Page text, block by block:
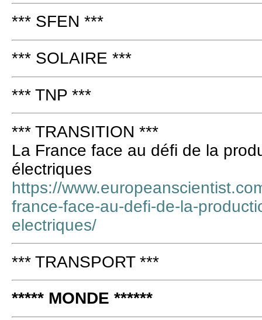
*** SFEN ***
*** SOLAIRE ***
*** TNP ***
*** TRANSITION ***
La France face au défi de la
électriques
https://
france-face-au-defi-de-la-
electriques/
*** TRANSPORT ***
***** MONDE ******